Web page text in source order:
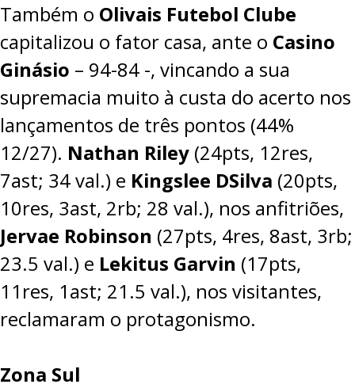
Também o Olivais Futebol Clube
capitalizou o fator casa, ante o Casino
Ginásio – 94-84 -, vincando a sua
supremacia muito à custa do acerto nos
lançamentos de três pontos (44%
12/27). Nathan Riley (24pts, 12res,
7ast; 34 val.) e Kingslee DSilva (20pts,
10res, 3ast, 2rb; 28 val.), nos anfitriões,
Jervae Robinson (27pts, 4res, 8ast, 3rb;
23.5 val.) e Lekitus Garvin (17pts,
11res, 1ast; 21.5 val.), nos visitantes,
reclamaram o protagonismo.
Zona Sul